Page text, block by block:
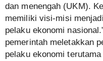
dan menengah (UKM).
memiliki visi-misi
pelaku ekonomi
pemerintah meletakkan
pelaku ekonomi